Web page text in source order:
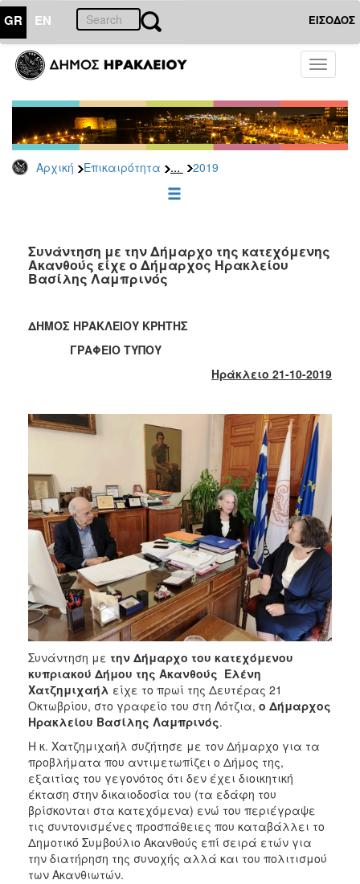
GR EN ΕΙΣΟΔΟΣ
Toggle
Αρχική Επικαιρότητα ... 2019
ΕΠΙΚΑΙΡΟΤΗΤΑ
Τύπου
Αρχείο
2026
2025
2022
2021
2019
2018
2015
2013
2011
2010
2006
ΔΗΜΟΤΗΣ
ΕΠΙΣΚΕΠΤΗΣ
ΗΡΑΚΛΕΙΟ
Συνάντηση με την Δήμαρχο της κατεχόμενης
Ακανθούς είχε ο Δήμαρχος Ηρακλείου
Βασίλης Λαμπρινός
ΔΗΜΟΣ ΗΡΑΚΛΕΙΟΥ ΚΡΗΤΗΣ
ΓΡΑΦΕΙΟ ΤΥΠΟΥ
Ηράκλειο 21-10-2019
Συνάντηση με την Δήμαρχο του κατεχόμενου
κυπριακού Δήμου της Ακανθούς Ελένη
Χατζημιχαήλ είχε το πρωί της Δευτέρας 21
Οκτωβρίου, στο γραφείο του στη Λότζια, ο Δήμαρχος
Ηρακλείου Βασίλης Λαμπρινός.
Η κ. Χατζημιχαήλ συζήτησε με τον Δήμαρχο για τα
προβλήματα που αντιμετωπίζει ο Δήμος της,
εξαιτίας του γεγονότος ότι δεν έχει διοικητική
έκταση στην δικαιοδοσία του (τα εδάφη του
βρίσκονται στα κατεχόμενα) ενώ του περιέγραψε
τις συντονισμένες προσπάθειες που καταβάλλει το
Δημοτικό Συμβούλιο Ακανθούς επί σειρά ετών για
την διατήρηση της συνοχής αλλά και του πολιτισμού
των Ακανθιωτών.